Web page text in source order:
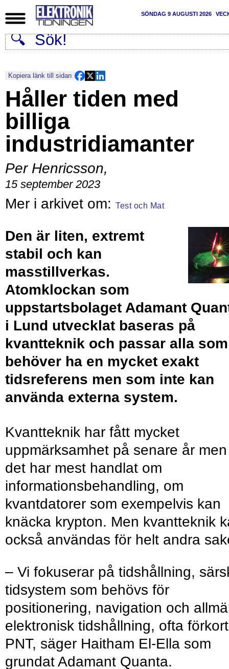
SÖNDAG 9 AUGUSTI 2026
Kopiera länk till sidan
Håller tiden med
billiga
industridiamanter
Per Henricsson,
15 september 2023
Test och Mat
Den är liten, extremt
stabil och kan
masstillverkas.
Atomklockan som
uppstartsbolaget Adamant
i Lund utvecklat baseras på
kvantteknik och passar alla som
behöver ha en mycket exakt
tidsreferens men som inte kan
använda externa system.
Kvantteknik har fått mycket
uppmärksamhet på senare år men
det har mest handlat om
informationsbehandling, om
kvantdatorer som exempelvis kan
knäcka krypton. Men kvantteknik
också användas för helt andra
– Vi fokuserar på tidshållning,
tidsystem som behövs för
positionering, navigation och
elektronisk tidshållning, ofta
PNT, säger Haitham El-Ella som
grundat Adamant Quanta.